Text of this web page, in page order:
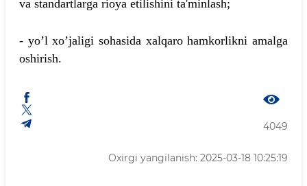
va standartlarga rioya etilishini ta'minlash;
- yo’l xo’jaligi sohasida xalqaro hamkorlikni amalga
oshirish.
4049
Oxirgi yangilanish: 2025-03-18 10:25:19